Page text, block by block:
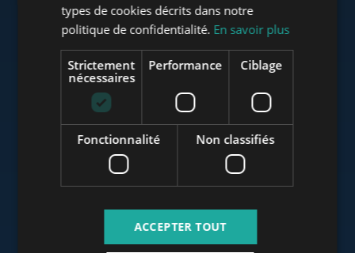
www.mybudapesthome.com
www.budapestluxuryapartments.hu
www.budapestoffices.net
RUSSIAN
ARABIC
types de cookies décrits dans notre
politique de confidentialité. En savoir plus
Strictement
nécessaires
Performance Ciblage
Fonctionnalité Non classifiés
ACCEPTER TOUT